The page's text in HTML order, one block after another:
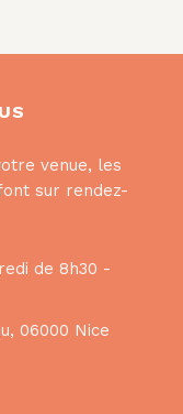
venue, les
sur rendez-
de 8h30 -
, 06000 Nice